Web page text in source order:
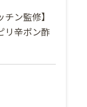
チン監修】
リ辛ポン酢